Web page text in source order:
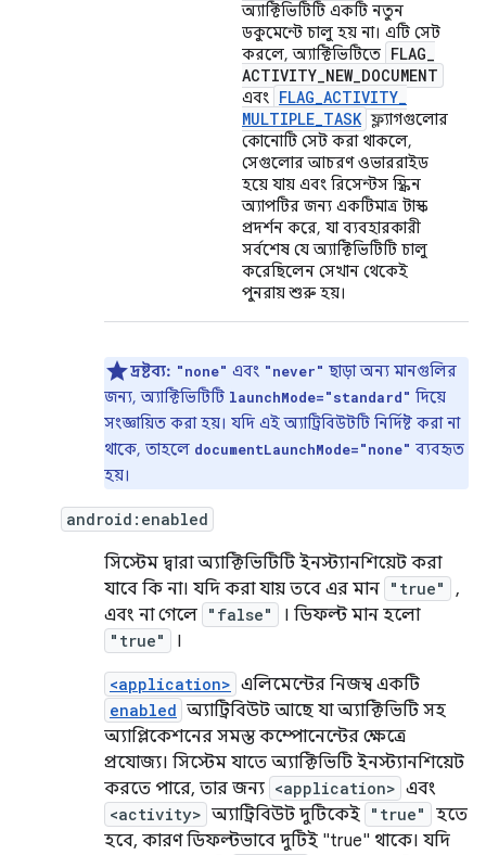
অ্যাক্টিভিটিটি একটি নতুন
ডকুমেন্টে চালু হয় না। এটি সেট
করলে, অ্যাক্টিভিটিতে FLAG_
ACTIVITY_NEW_DOCUMENT
এবং FLAG_ACTIVITY_
MULTIPLE_TASK ফ্ল্যাগগুলোর
কোনোটি সেট করা থাকলে,
সেগুলোর আচরণ ওভাররাইড
হয়ে যায় এবং রিসেন্টস স্ক্রিন
অ্যাপটির জন্য একটিমাত্র টাস্ক
প্রদর্শন করে, যা ব্যবহারকারী
সর্বশেষ যে অ্যাক্টিভিটিটি চালু
করেছিলেন সেখান থেকেই
পুনরায় শুরু হয়।
দ্রষ্টব্য: "none" এবং "never" ছাড়া অন্য মানগুলির
জন্য, অ্যাক্টিভিটিটি launchMode="standard" দিয়ে
সংজ্ঞায়িত করা হয়। যদি এই অ্যাট্রিবিউটটি নির্দিষ্ট করা না
থাকে, তাহলে documentLaunchMode="none" ব্যবহৃত
হয়।
android:enabled
সিস্টেম দ্বারা অ্যাক্টিভিটিটি ইনস্ট্যানশিয়েট করা
যাবে কি না। যদি করা যায় তবে এর মান "true"
,
এবং না গেলে "false" । ডিফল্ট মান হলো
"true" ।
<application> এলিমেন্টের নিজস্ব একটি
enabled অ্যাট্রিবিউট আছে যা অ্যাক্টিভিটি সহ
অ্যাপ্লিকেশনের সমস্ত কম্পোনেন্টের ক্ষেত্রে
প্রযোজ্য। সিস্টেম যাতে অ্যাক্টিভিটি ইনস্ট্যানশিয়েট
করতে পারে, তার জন্য <application> এবং
<activity> অ্যাট্রিবিউট দুটিকেই "true"
হতে
হবে, কারণ ডিফল্টভাবে দুটিই "true" থাকে। যদি